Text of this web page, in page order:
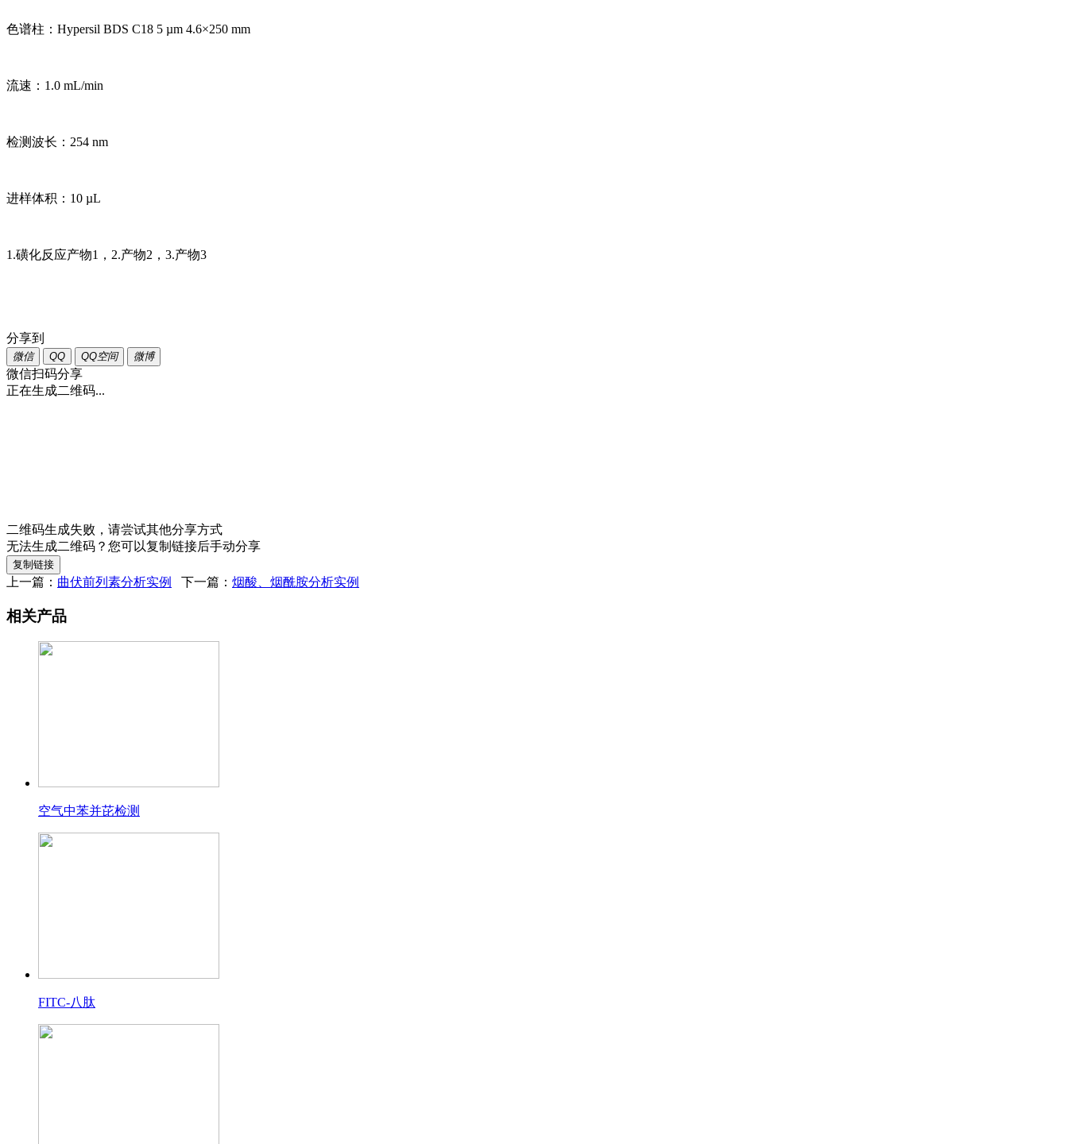
色谱柱：Hypersil BDS C18 5 µm 4.6×250 mm
流速：1.0 mL/min
检测波长：254 nm
进样体积：10 µL
1.磺化反应产物1，2.产物2，3.产物3
分享到
微信 QQ QQ空间 微博
微信扫码分享
正在生成二维码...
二维码生成失败，请尝试其他分享方式
无法生成二维码？您可以复制链接后手动分享
复制链接
上一篇： 曲伏前列素分析实例 下一篇： 烟酸、烟酰胺分析实例
相关产品
空气中苯并芘检测
FITC-八肽